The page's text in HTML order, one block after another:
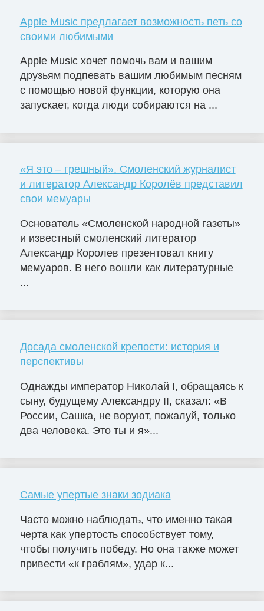
Apple Music предлагает возможность петь со
своими любимыми
Apple Music хочет помочь вам и вашим
друзьям подпевать вашим любимым песням
с помощью новой функции, которую она
запускает, когда люди собираются на ...
«Я это – грешный». Смоленский журналист
и литератор Александр Королёв представил
свои мемуары
Основатель «Смоленской народной газеты»
и известный смоленский литератор
Александр Королев презентовал книгу
мемуаров. В него вошли как литературные
...
Досада смоленской крепости: история и
перспективы
Однажды император Николай I, обращаясь к
сыну, будущему Александру II, сказал: «В
России, Сашка, не воруют, пожалуй, только
два человека. Это ты и я»...
Самые упертые знаки зодиака
Часто можно наблюдать, что именно такая
черта как упертость способствует тому,
чтобы получить победу. Но она также может
привести «к граблям», удар к...